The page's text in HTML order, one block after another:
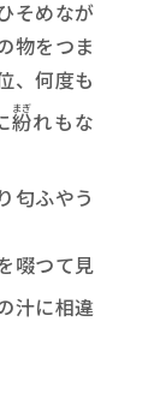
そめなが
物をつま
、何度も
紛
まぎれもな
匂ふやう
啜つて見
汁に相違